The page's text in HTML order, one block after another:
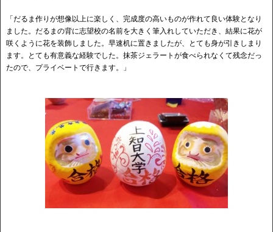
「だるま作りが想像以上に楽しく、完成度の高いものが作れて良い体験となり
ました。だるまの背に志望校の名前を大きく筆入れしていただき、結果に花が
咲くように花を装飾しました。早速机に置きましたが、とても身が引きしまり
ます。とても有意義な経験でした。抹茶ジェラートが食べられなくて残念だっ
たので、プライベートで行きます。」